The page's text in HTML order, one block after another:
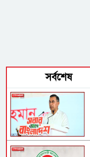
সর্বশেষ